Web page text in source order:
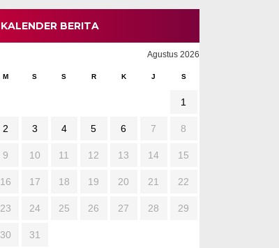
KALENDER BERITA
Agustus 2026
M S S R K J S
1
2 3 4 5 6 7 8
9 10 11 12 13 14 15
16 17 18 19 20 21 22
23 24 25 26 27 28 29
30
31